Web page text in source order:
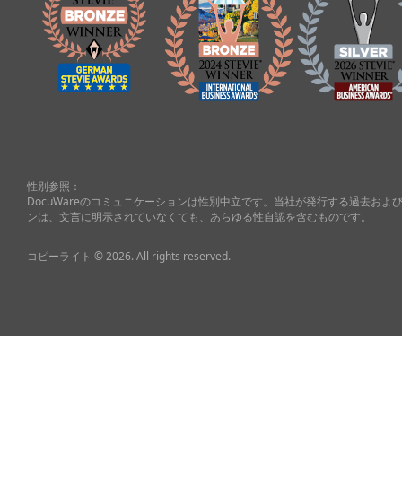
性別参照：
DocuWareのコミュニケーションは性別中立です。当社が発行する過去およ
ンは、文言に明示されていなくても、あらゆる性自認を含むものです。
コピーライト © 2026. All rights reserved.